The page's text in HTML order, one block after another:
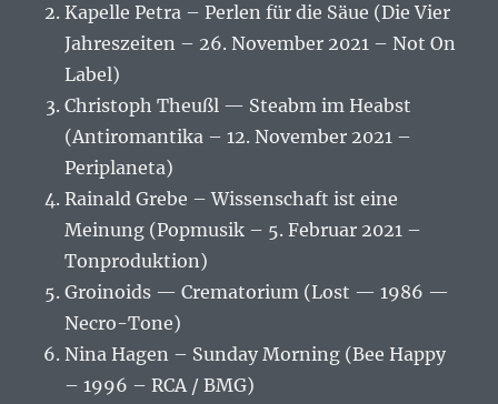
Kapelle Petra – Perlen für die Säue (Die Vier
Jahreszeiten – 26. November 2021 – Not On
Label)
Christoph Theußl — Steabm im Heabst
(Antiromantika – 12. November 2021 –
Periplaneta)
Rainald Grebe – Wissenschaft ist eine
Meinung (Popmusik – 5. Februar 2021 –
Tonproduktion)
Groinoids — Crematorium (Lost — 1986 —
Necro-Tone)
Nina Hagen – Sunday Morning (Bee Happy
– 1996 – RCA / BMG)